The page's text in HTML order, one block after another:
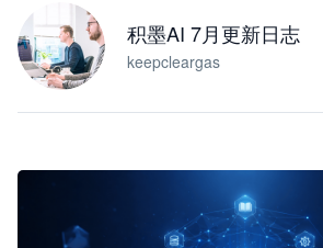
积墨AI 7月更新日志
keepcleargas